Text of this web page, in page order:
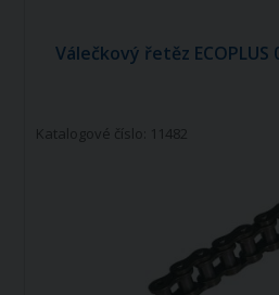
Válečkový řetěz ECOPLUS
Katalogové číslo: 11482